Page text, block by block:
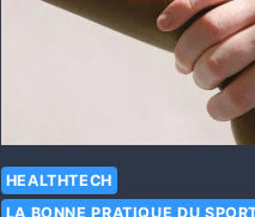
HEALTHTECH
LA BONNE PRATIQUE DU